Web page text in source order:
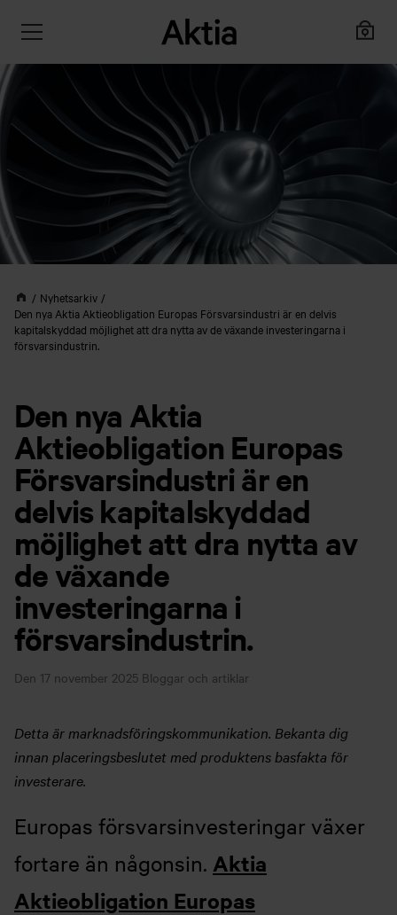
Nyhetsarkiv
Den nya Aktia Aktieobligation Europas Försvarsindustri är en delvis
kapitalskyddad möjlighet att dra nytta av de växande investeringarna i
försvarsindustrin.
Den nya Aktia
Aktieobligation Europas
Försvarsindustri är en
delvis kapitalskyddad
möjlighet att dra nytta av
de växande
investeringarna i
försvarsindustrin.
Den 17 november 2025 Bloggar och artiklar
Detta är marknadsföringskommunikation. Bekanta dig
innan placeringsbeslutet med produktens basfakta för
investerare.
Europas försvarsinvesteringar växer
fortare än någonsin. Aktia
Aktieobligation Europas